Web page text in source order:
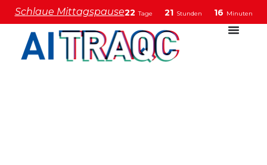
Schlaue Mittagspause22 Tage 21 Stunden 16 Minuten